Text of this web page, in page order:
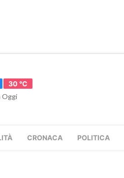
30 °C
Oggi
CRONACA POLITICA